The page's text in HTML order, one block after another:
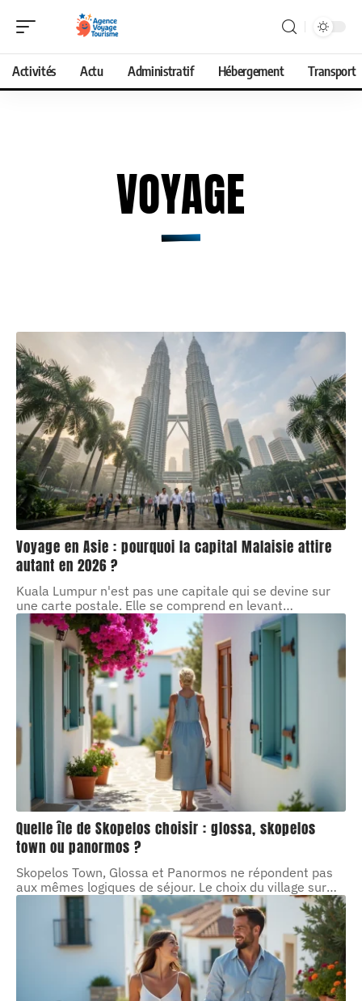
Activités Actu Administratif Hébergement Transport
VOYAGE
Voyage en Asie : pourquoi la capital Malaisie attire
autant en 2026 ?
Kuala Lumpur n'est pas une capitale qui se devine sur
une carte postale. Elle se comprend en levant…
Quelle île de Skopelos choisir : glossa, skopelos
town ou panormos ?
Skopelos Town, Glossa et Panormos ne répondent pas
aux mêmes logiques de séjour. Le choix du village sur…